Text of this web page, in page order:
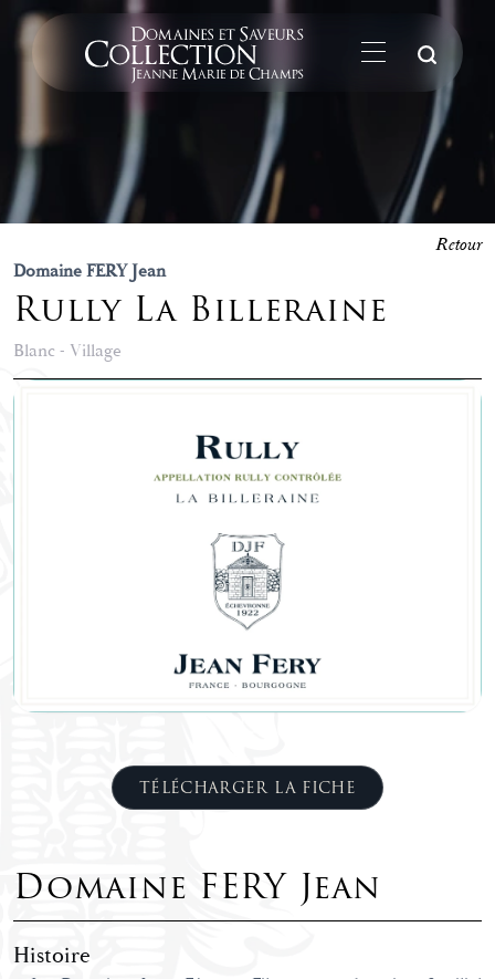
Domaine FERY Jean
Rully La Billeraine
Blanc - Village
Retour
TÉLÉCHARGER LA FICHE
Domaine FERY Jean
Histoire